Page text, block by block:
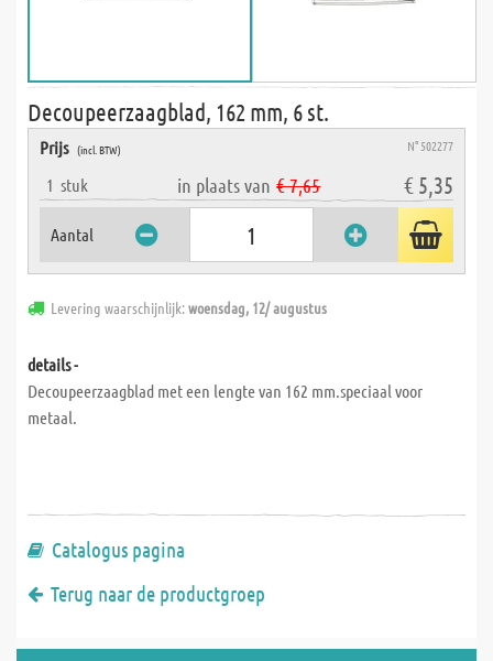
Decoupeerzaagblad, 162 mm, 6 st.
Prijs (incl. BTW) N° 502277
1 stuk in plaats van € 7,65 € 5,35
Aantal
Levering waarschijnlijk:woensdag, 12/ augustus
details -
Decoupeerzaagblad met een lengte van 162 mm.speciaal voor
metaal.
Catalogus pagina
Terug naar de productgroep